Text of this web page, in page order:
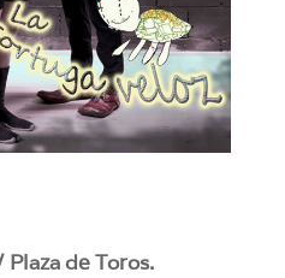
de Toros.